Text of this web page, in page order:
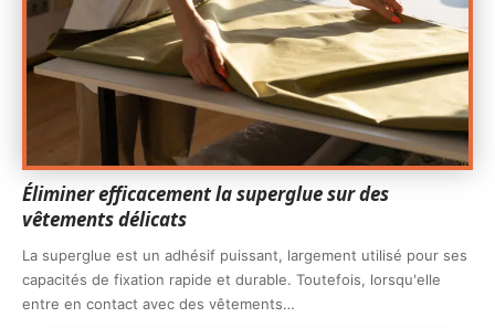
Éliminer efficacement la superglue sur des
vêtements délicats
La superglue est un adhésif puissant, largement utilisé pour ses
capacités de fixation rapide et durable. Toutefois, lorsqu'elle
entre en contact avec des vêtements…